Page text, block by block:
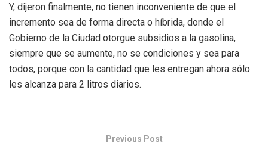
Y, dijeron finalmente, no tienen inconveniente de que el
incremento sea de forma directa o híbrida, donde el
Gobierno de la Ciudad otorgue subsidios a la gasolina,
siempre que se aumente, no se condiciones y sea para
todos, porque con la cantidad que les entregan ahora sólo
les alcanza para 2 litros diarios.
Previous Post